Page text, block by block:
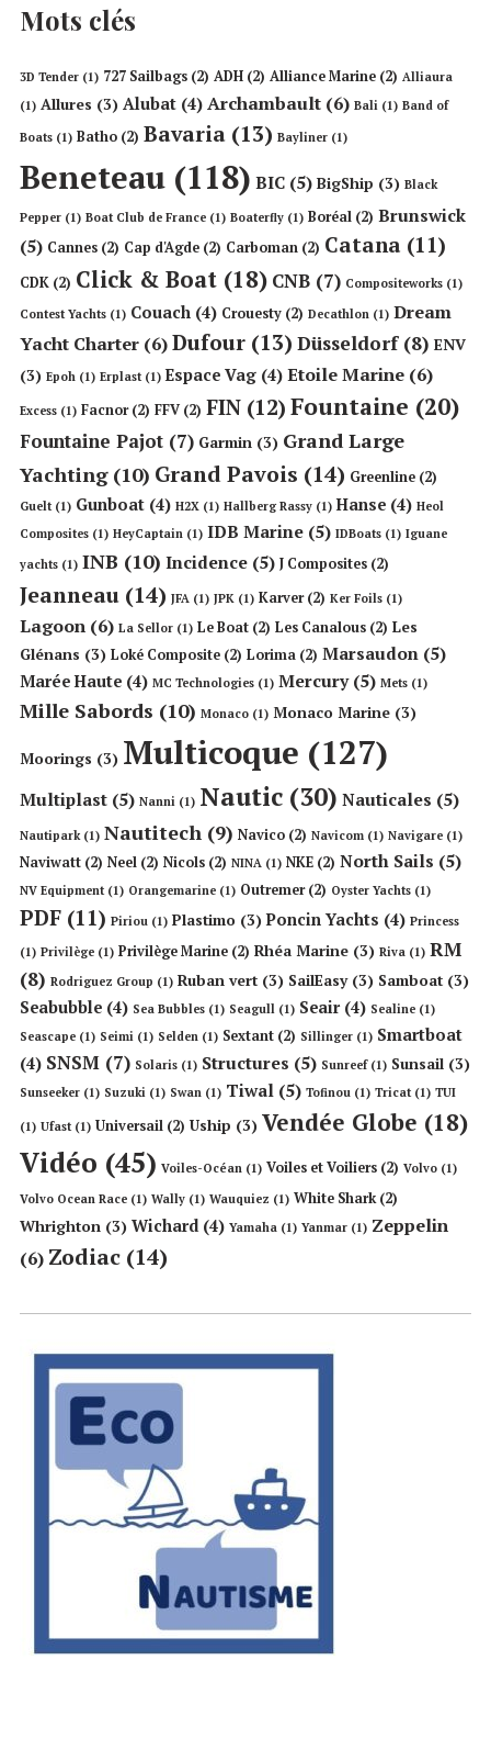
Mots clés
3D Tender (1) 727 Sailbags (2) ADH (2) Alliance Marine (2) Alliaura
(1) Allures (3) Alubat (4) Archambault (6) Bali (1) Band of
Boats (1) Batho (2) Bavaria (13) Bayliner (1)
Beneteau (118) BIC (5) BigShip (3) Black
Pepper (1) Boat Club de France (1) Boaterfly (1) Boréal (2) Brunswick
(5) Cannes (2) Cap d'Agde (2) Carboman (2) Catana (11)
CDK (2) Click & Boat (18) CNB (7) Compositeworks (1)
Contest Yachts (1) Couach (4) Crouesty (2) Decathlon (1) Dream
Yacht Charter (6)Dufour (13) Düsseldorf(8) ENV
(3) Epoh (1) Erplast (1) Espace Vag (4) Etoile Marine (6)
Excess (1) Facnor(2) FFV (2) FIN (12) Fountaine (20)
Fountaine Pajot (7) Garmin (3) Grand Large
Yachting(10) Grand Pavois (14) Greenline (2)
Guelt (1) Gunboat (4) H2X (1) Hallberg Rassy (1) Hanse (4) Heol
Composites (1) HeyCaptain (1) IDB Marine (5) IDBoats (1) Iguane
yachts (1) INB (10) Incidence (5) J Composites (2)
Jeanneau (14) JFA (1) JPK (1) Karver(2) Ker Foils (1)
Lagoon (6) La Sellor (1) Le Boat (2) Les Canalous (2) Les
Glénans (3) Loké Composite (2) Lorima (2) Marsaudon (5)
Marée Haute (4) MC Technologies (1) Mercury(5) Mets (1)
Mille Sabords (10) Monaco (1) Monaco Marine (3)
Moorings (3) Multicoque (127)
Multiplast (5) Nanni (1) Nautic (30) Nauticales (5)
Nautipark (1) Nautitech (9) Navico (2) Navicom (1) Navigare (1)
Naviwatt (2) Neel (2) Nicols (2) NINA (1) NKE (2) North Sails (5)
NV Equipment (1) Orangemarine (1) Outremer(2) Oyster Yachts (1)
PDF (11) Piriou (1) Plastimo (3) Poncin Yachts (4) Princess
(1) Privilège (1) Privilège Marine (2) Rhéa Marine (3) Riva (1) RM
(8) Rodriguez Group (1) Ruban vert (3) SailEasy(3) Samboat (3)
Seabubble (4) Sea Bubbles (1) Seagull (1) Seair(4) Sealine (1)
Seascape (1) Seimi (1) Selden (1) Sextant (2) Sillinger (1) Smartboat
(4) SNSM (7) Solaris (1) Structures (5) Sunreef(1) Sunsail (3)
Sunseeker (1) Suzuki (1) Swan (1) Tiwal (5) Tofinou (1) Tricat (1) TUI
(1) Ufast (1) Universail (2) Uship (3) Vendée Globe (18)
Vidéo (45) Voiles-Océan (1) Voiles et Voiliers (2) Volvo (1)
Volvo Ocean Race (1) Wally (1) Wauquiez (1) White Shark(2)
Whrighton (3) Wichard (4) Yamaha (1) Yanmar (1) Zeppelin
(6) Zodiac (14)